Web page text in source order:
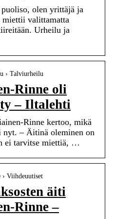
olen yrittäjä ja
miettii valittamatta
Urheilu ja
› Talviurheilu
Rinne oli
– Iltalehti
Rinne kertoo, mikä
nyt. – Äitinä oleminen on
ei tarvitse miettiä, …
Viihdeuutiset
äiti
Rinne –